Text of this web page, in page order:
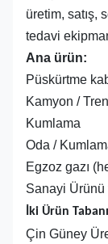
üretim, satış,
tedavi
Ana ürün:
Püskürtme
Kamyon /
Kumlama
Oda /
Egzoz gazı
Sanayi Ürünü
İki Ürün
Çin Güney